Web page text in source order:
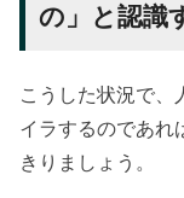
の」と認識
こうした状況で、
イラするのであれ
きりましょう。